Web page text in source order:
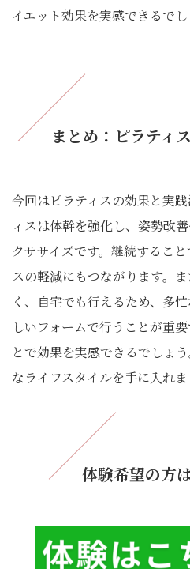
イエット効果を実感できるでし
まとめ：ピラティ
今回はピラティスの効果と実
ィスは体幹を強化し、姿勢改
クササイズです。継続するこ
スの軽減にもつながります。
く、自宅でも行えるため、多
しいフォームで行うことが重
とで効果を実感できるでしょ
なライフスタイルを手に入れま
体験希望の方